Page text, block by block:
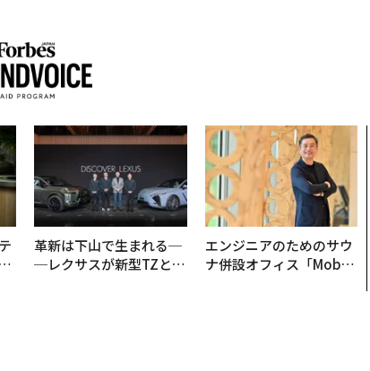
革新は下山で生まれる─
─レクサスが新型TZとE
エンジニアのためのサウ
ナ併設オフィス「Mobiu